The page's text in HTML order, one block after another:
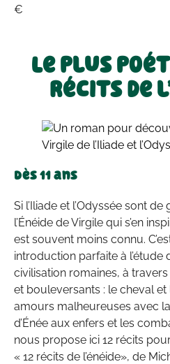
€
Le plus
récits de
Dès 11 ans
Si l’Iliade et l’Odyssée sont
l’Énéide de Virgile qui s’en
est souvent moins connu.
introduction parfaite à l’étude
civilisation romaines, à
et bouleversants : le cheval et
amours malheureuses avec
d’Énée aux enfers et les
nous propose ici 12 récits
« 12 récits de l’énéide», de